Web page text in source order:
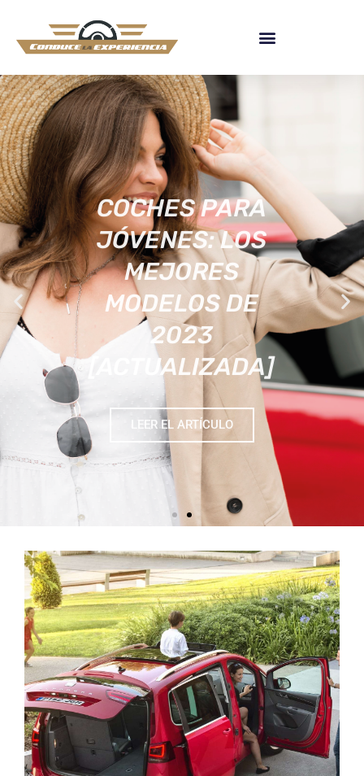
COCHES PARA
JÓVENES: LOS
MEJORES
MODELOS DE
2023
[ACTUALIZADA]
LEER EL ARTÍCULO